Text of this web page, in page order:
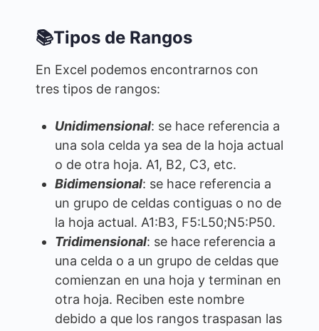
📚Tipos de Rangos
En Excel podemos encontrarnos con
tres tipos de rangos:
Unidimensional: se hace referencia a
una sola celda ya sea de la hoja actual
o de otra hoja. A1, B2, C3, etc.
Bidimensional: se hace referencia a
un grupo de celdas contiguas o no de
la hoja actual. A1:B3, F5:L50;N5:P50.
Tridimensional: se hace referencia a
una celda o a un grupo de celdas que
comienzan en una hoja y terminan en
otra hoja. Reciben este nombre
debido a que los rangos traspasan las